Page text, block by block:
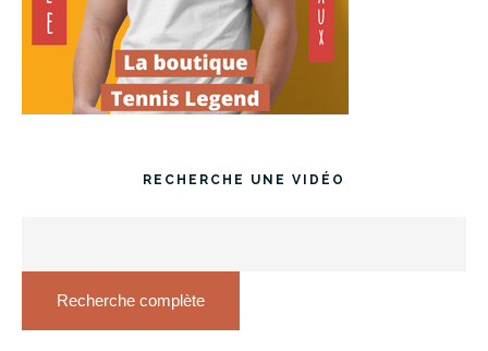
RECHERCHE UNE VIDÉO
Recherche complète